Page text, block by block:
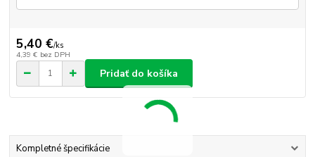
5,40 €/ks
4,39 € bez DPH
Pridať do košíka
Kompletné špecifikácie